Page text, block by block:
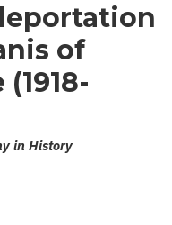
of
in History